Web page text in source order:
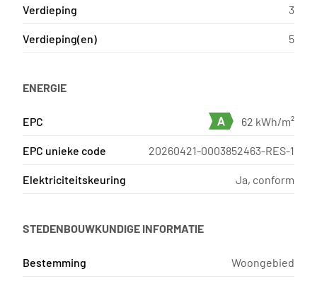
Verdieping 3
Verdieping(en) 5
ENERGIE
EPC 62 kWh/m²
EPC unieke code 20260421-0003852463-RES-1
Elektriciteitskeuring Ja, conform
STEDENBOUWKUNDIGE INFORMATIE
Bestemming Woongebied